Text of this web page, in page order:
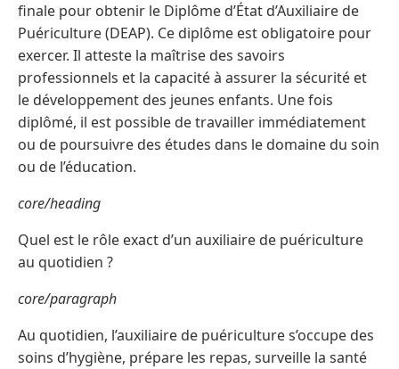
finale pour obtenir le Diplôme d’État d’Auxiliaire de
Puériculture (DEAP). Ce diplôme est obligatoire pour
exercer. Il atteste la maîtrise des savoirs
professionnels et la capacité à assurer la sécurité et
le développement des jeunes enfants. Une fois
diplômé, il est possible de travailler immédiatement
ou de poursuivre des études dans le domaine du soin
ou de l’éducation.
core/heading
Quel est le rôle exact d’un auxiliaire de puériculture
au quotidien ?
core/paragraph
Au quotidien, l’auxiliaire de puériculture s’occupe des
soins d’hygiène, prépare les repas, surveille la santé